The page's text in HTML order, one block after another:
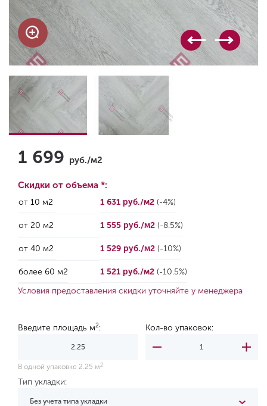
1 699 руб./м2
Скидки от объема *:
от 10 м2 1 631 руб./м2 (-4%)
от 20 м2 1 555 руб./м2 (-8.5%)
от 40 м2 1 529 руб./м2 (-10%)
более 60 м2 1 521 руб./м2 (-10.5%)
Условия предоставления скидки уточняйте у менеджера
Введите площадь м2: Кол-во упаковок:
В одной упаковке 2.25 м 2
Тип укладки:
Без учета типа укладки